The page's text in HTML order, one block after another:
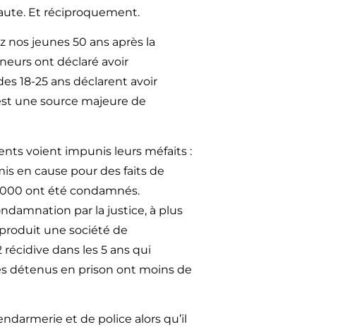
Et réciproquement.
nos jeunes 50 ans après la
ont déclaré avoir
18-25 ans déclarent avoir
une source majeure de
voient impunis leurs méfaits :
en cause pour des faits de
ont été condamnés.
par la justice, à plus
une société de
dans les 5 ans qui
détenus en prison ont moins de
et de police alors qu’il